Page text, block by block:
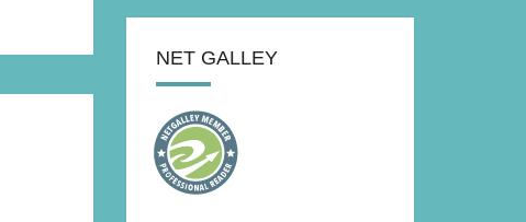
NET GALLEY